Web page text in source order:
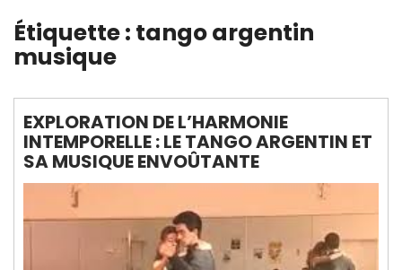
Étiquette : tango argentin
musique
EXPLORATION DE L’HARMONIE
INTEMPORELLE : LE TANGO ARGENTIN ET
SA MUSIQUE ENVOÛTANTE